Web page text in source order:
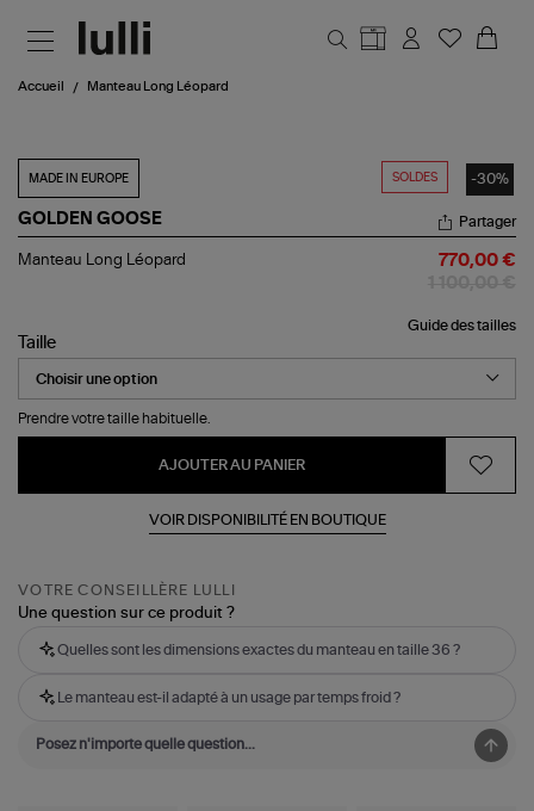
Accueil Manteau Long Léopard
SOLDES -30%
MADE IN EUROPE
GOLDEN GOOSE
Manteau
Partager
Manteau Long Léopard 770,00 €
Guide des tailles
Taille
Prendre votre taille habituelle.
AJOUTER AU PANIER
VOIR DISPONIBILITÉ EN BOUTIQUE
VOTRE CONSEILLÈRE LULLI
Une question sur ce produit ?
Quelles sont les dimensions exactes du manteau en taille 36 ?
Le manteau est-il adapté à un usage par temps froid ?